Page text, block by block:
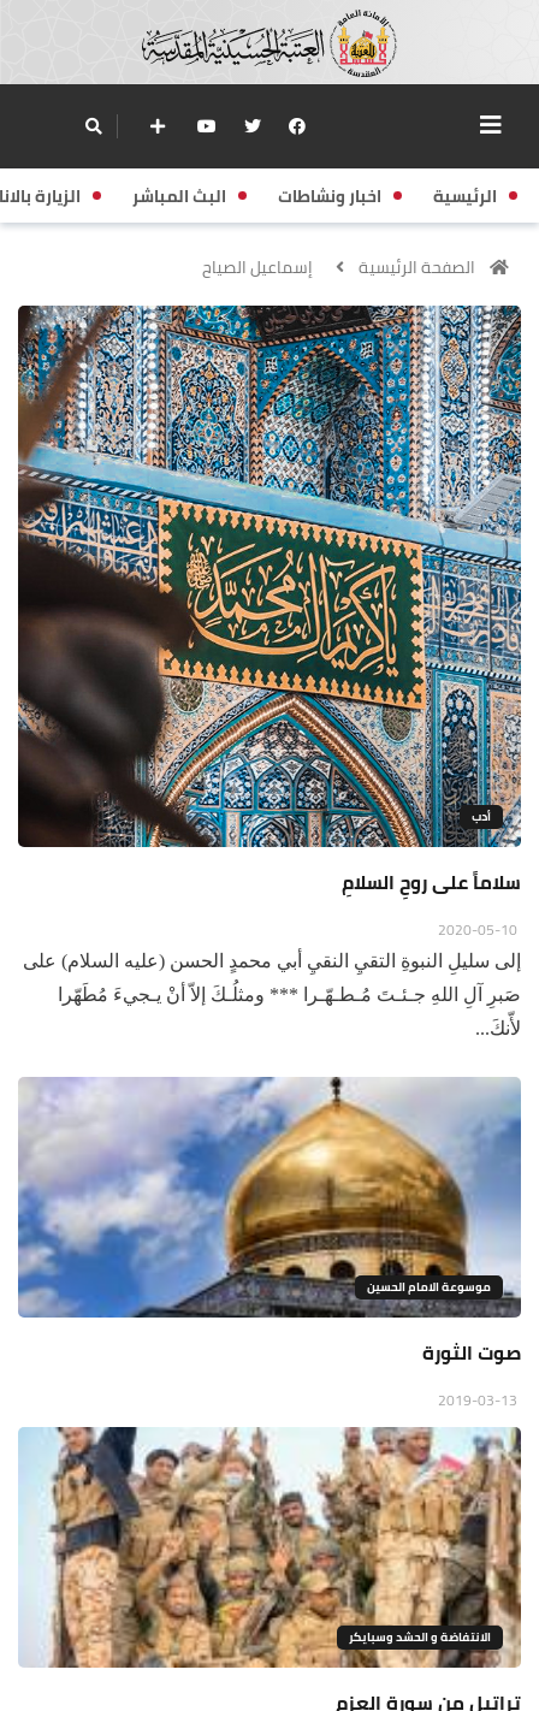
الرئيسية اخبار ونشاطات البث المباشر الزيارة
الصفحة الرئيسية إسماعيل الصياح
أدب
سلاماً على روحِ السلامِ
إلى سليلِ النبوةِ التقيِ النقيِ أبي محمدٍ الحسن (عليه السلام) على
صَبرِ آلِ اللهِ جـئـتَ مُـطـهّـرا *** ومثلُـكَ إلاّ أنْ يـجيءَ مُطَهّرا
لأّنكَ...
موسوعة الامام الحسين
صوت الثورة
الانتفاضة و الحشد وسبايكر
تراتيل من سورة العزم